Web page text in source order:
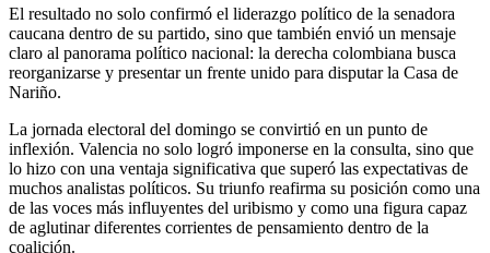
El resultado no solo confirmó el liderazgo político de la senadora
caucana dentro de su partido, sino que también envió un mensaje
claro al panorama político nacional: la derecha colombiana busca
reorganizarse y presentar un frente unido para disputar la Casa de
Nariño.
La jornada electoral del domingo se convirtió en un punto de
inflexión. Valencia no solo logró imponerse en la consulta, sino que
lo hizo con una ventaja significativa que superó las expectativas de
muchos analistas políticos. Su triunfo reafirma su posición como una
de las voces más influyentes del uribismo y como una figura capaz
de aglutinar diferentes corrientes de pensamiento dentro de la
coalición.